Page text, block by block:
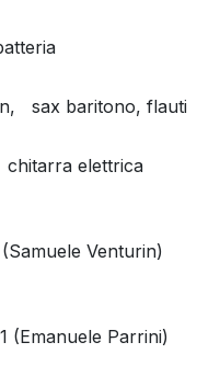
sax baritono, flauti
chitarra elettrica
(Samuele Venturin)
(Emanuele Parrini)